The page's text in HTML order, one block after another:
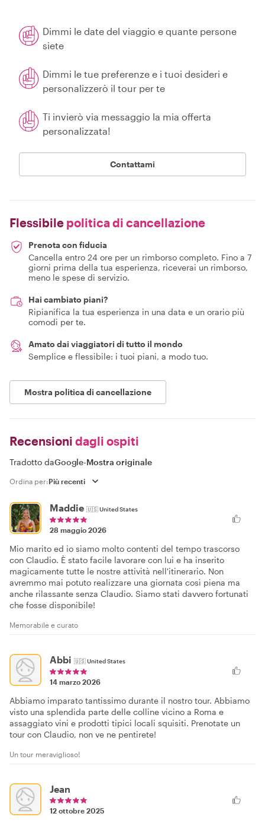
Dimmi le date del viaggio e quante persone
siete
Dimmi le tue preferenze e i tuoi desideri e
personalizzerò il tour per te
Ti invierò via messaggio la mia offerta
personalizzata!
Contattami
Flessibile politica di cancellazione
Prenota con fiducia
Cancella entro 24 ore per un rimborso completo. Fino a 7
giorni prima della tua esperienza, riceverai un rimborso,
meno le spese di servizio.
Hai cambiato piani?
Ripianifica la tua esperienza in una data e un orario più
comodi per te.
Amato dai viaggiatori di tutto il mondo
Semplice e flessibile: i tuoi piani, a modo tuo.
Mostra politica di cancellazione
Recensioni dagli ospiti
Tradotto daGoogle-Mostra originale
Ordina per:
Maddie 🇺🇸United States
28 maggio 2026
Mio marito ed io siamo molto contenti del tempo trascorso
con Claudio. È stato facile lavorare con lui e ha inserito
magicamente tutte le nostre attività nell'itinerario. Non
avremmo mai potuto realizzare una giornata così piena ma
anche rilassante senza Claudio. Siamo stati davvero fortunati
che fosse disponibile!
Memorabile e curato
Abbi 🇺🇸United States
14 marzo 2026
Abbiamo imparato tantissimo durante il nostro tour. Abbiamo
visto una splendida parte delle colline vicino a Roma e
assaggiato vini e prodotti tipici locali squisiti. Prenotate un
tour con Claudio, non ve ne pentirete!
Un tour meraviglioso!
Jean
12 ottobre 2025